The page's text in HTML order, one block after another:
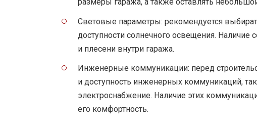
размеры гаража, а также оставлять
Световые параметры: рекомендуется
доступности солнечного освещения.
и плесени внутри гаража.
Инженерные коммуникации: перед
и доступность инженерных коммуникаций,
электроснабжение. Наличие этих
его комфортность.